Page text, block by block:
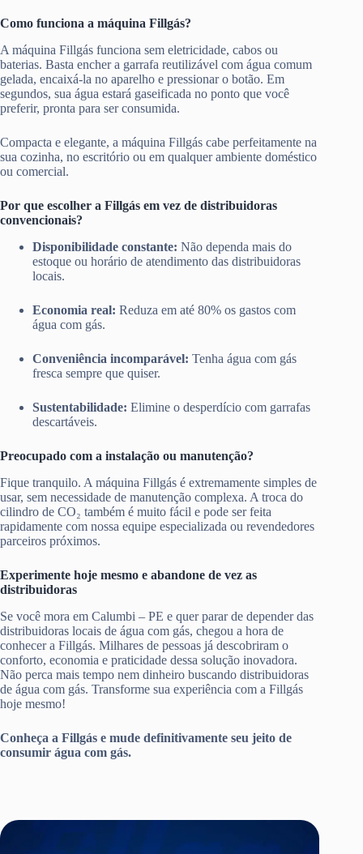
Como funciona a máquina Fillgás?
A máquina Fillgás funciona sem eletricidade, cabos ou
baterias. Basta encher a garrafa reutilizável com água comum
gelada, encaixá-la no aparelho e pressionar o botão. Em
segundos, sua água estará gaseificada no ponto que você
preferir, pronta para ser consumida.
Compacta e elegante, a máquina Fillgás cabe perfeitamente na
sua cozinha, no escritório ou em qualquer ambiente doméstico
ou comercial.
Por que escolher a Fillgás em vez de distribuidoras
convencionais?
Disponibilidade constante: Não dependa mais do
estoque ou horário de atendimento das distribuidoras
locais.
Economia real: Reduza em até 80% os gastos com
água com gás.
Conveniência incomparável: Tenha água com gás
fresca sempre que quiser.
Sustentabilidade: Elimine o desperdício com garrafas
descartáveis.
Preocupado com a instalação ou manutenção?
Fique tranquilo. A máquina Fillgás é extremamente simples de
usar, sem necessidade de manutenção complexa. A troca do
cilindro de CO₂ também é muito fácil e pode ser feita
rapidamente com nossa equipe especializada ou revendedores
parceiros próximos.
Experimente hoje mesmo e abandone de vez as
distribuidoras
Se você mora em Calumbi – PE e quer parar de depender das
distribuidoras locais de água com gás, chegou a hora de
conhecer a Fillgás. Milhares de pessoas já descobriram o
conforto, economia e praticidade dessa solução inovadora.
Não perca mais tempo nem dinheiro buscando distribuidoras
de água com gás. Transforme sua experiência com a Fillgás
hoje mesmo!
Conheça a Fillgás e mude definitivamente seu jeito de
consumir água com gás.